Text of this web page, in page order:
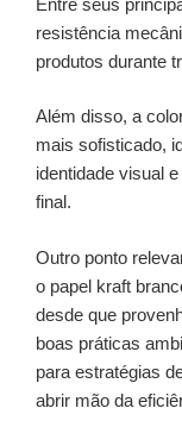
resistência
produtos durante
Além disso, a
mais sofisticado,
identidade visual
final.
Outro ponto
o papel kraft
desde que
boas práticas
para estratégias
abrir mão da